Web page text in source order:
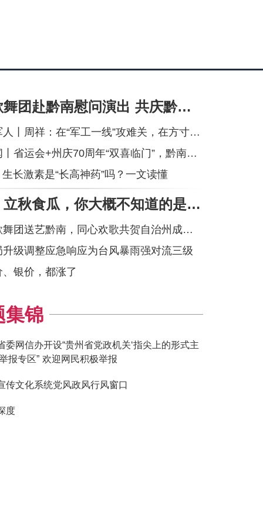
中央民族歌舞团赴黔南慰问演出 共庆黔南州成立70周年
周祥：在“军工一线”攻难关，在方寸之间守初心
，黔南州释放惠民红利丨用一首歌“打开贵州”！周深新曲《每个人》上线丨前7个月我国货物贸易进出口超30万亿元丨伊朗拟禁止敌对方通行霍尔木兹海峡
长激素是“长高神药”吗？一文读懂
逛吃贵州丨立秋食瓜，你大概不知道的是苦瓜也可当水果吃
团送艺黔南，同心欢歌共贺自治州成立七十载
级调整应急响应为台风暴雨强对流三级
银价，都涨了
集锦